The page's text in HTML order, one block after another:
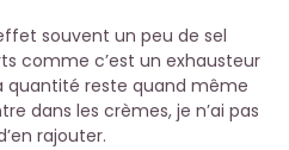
souvent un peu de sel
comme c’est un exhausteur
quantité reste quand même
dans les crèmes, je n’ai pas
rajouter.